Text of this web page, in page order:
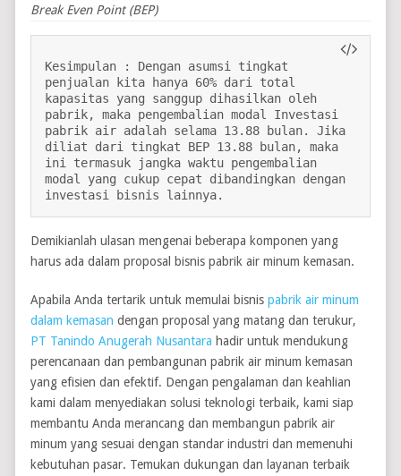
Break Even Point (BEP)
Kesimpulan : Dengan asumsi tingkat
penjualan kita hanya 60% dari total
kapasitas yang sanggup dihasilkan oleh
pabrik, maka pengembalian modal Investasi
pabrik air adalah selama 13.88 bulan. Jika
diliat dari tingkat BEP 13.88 bulan, maka
ini termasuk jangka waktu pengembalian
modal yang cukup cepat dibandingkan dengan
investasi bisnis lainnya.
Demikianlah ulasan mengenai beberapa komponen yang
harus ada dalam proposal bisnis pabrik air minum kemasan.
Apabila Anda tertarik untuk memulai bisnispabrik air minum
dalam kemasan dengan proposal yang matang dan terukur,
PT Tanindo Anugerah Nusantara hadir untuk mendukung
perencanaan dan pembangunan pabrik air minum kemasan
yang efisien dan efektif. Dengan pengalaman dan keahlian
kami dalam menyediakan solusi teknologi terbaik, kami siap
membantu Anda merancang dan membangun pabrik air
minum yang sesuai dengan standar industri dan memenuhi
kebutuhan pasar. Temukan dukungan dan layanan terbaik